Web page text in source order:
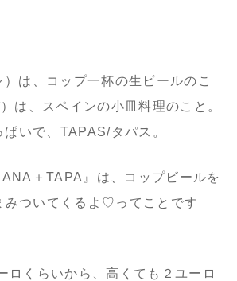
は、コップ一杯の生ビールのこ
は、スペインの小皿料理のこと。
いで、TAPAS/タパス。
＋TAPA』は、コップビールを
みついてくるよ♡ってことです
ロくらいから、高くても２ユーロ